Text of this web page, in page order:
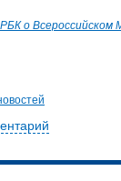
о Всероссийском